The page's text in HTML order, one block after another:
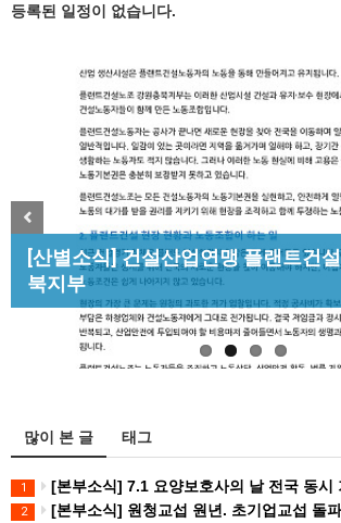
등록된 일정이 없습니다.
[강릉,속초,원주,춘천] 폭염감시단 사
[산별소식] 건설산업연맹 플랜트건
북지부
[성명] 막을 수 있었던 죽음, HL만도
청년노동자 사망사고의 철저한 진상
[조합원☆인터뷰] 서비스연맹 전국학
동조합 강원지부 김유미 춘천지회장
Previous
많이 본 글 태그
1 [본부소식] 7.1 요양보호사의 날 전국 동시
2 [본부소식] 원청교섭 원년. 초기업교섭 돌파! 모든 노동자의 노동기본권 쟁